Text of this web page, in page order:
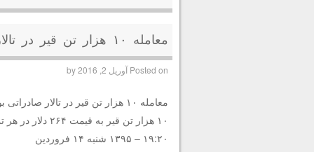
معامله ۱۰ هزار تن قیر در تالار صادراتی بورس کالای ایران
Posted on آوریل 2, 2016 by
معامله ۱۰ هزار تن قیر در تالار صادراتی بورس کالای ایران
۱۰ هزار تن قیر به قیمت ۲۶۴ دلار در هر تن در تالار صادراتی بورس کالای ایران معامله شد.
۱۹:۲۰ – ۱۳۹۵ شنبه ۱۴ فروردین